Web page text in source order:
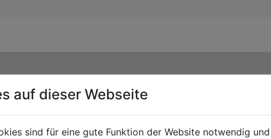
auf dieser Webseite
sind für eine gute Funktion der Website notwendig und